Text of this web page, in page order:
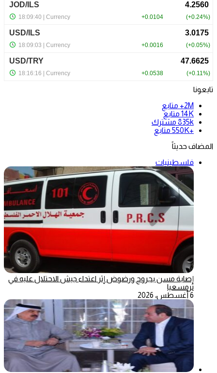
تابعونا
2M+
متابع
14K متابع
835k مشترك
+550K
متابع
المضاف حديثاً
فلسطينيات
إصابة مسن بجروح ورضوض إثر اعتداء جيش الاحتلال عليه في
ترمسعيا
6 أغسطس، 2026